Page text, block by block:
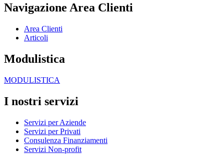
Navigazione Area Clienti
Area Clienti
Articoli
Modulistica
MODULISTICA
I nostri servizi
Servizi per Aziende
Servizi per Privati
Consulenza Finanziamenti
Servizi Non-profit